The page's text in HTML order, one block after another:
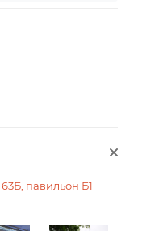
павильон Б1